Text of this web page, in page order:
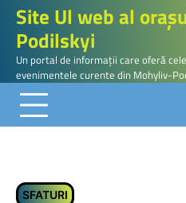
Site Ul web al
Podilskyi
Un portal de informații care oferă
evenimentele curente din Mohyliv-
SFATURI